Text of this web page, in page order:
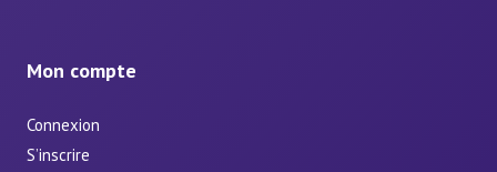
Mon compte
Connexion
S’inscrire